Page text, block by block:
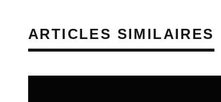
ARTICLES SIMILAIRES